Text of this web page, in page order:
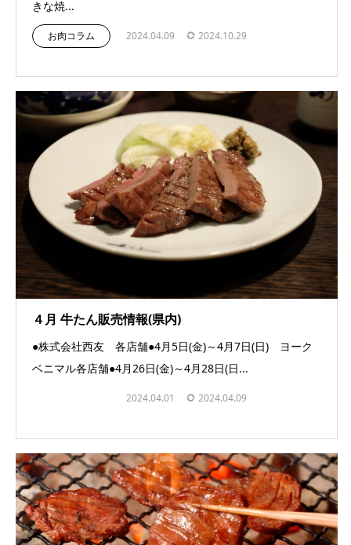
きな焼...
お肉コラム 2024.04.09 2024.10.29
４月 牛たん販売情報(県内)
●株式会社西友 各店舗●4月5日(金)～4月7日(日) ヨーク
ベニマル各店舗●4月26日(金)～4月28日(日...
2024.04.01 2024.04.09